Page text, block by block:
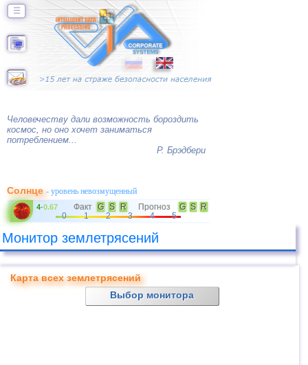
☰
Человечеству дали возможность бороздить
космос, но оно хочет заниматься
потреблением...
Р. Брэдбери
Солнце- уровень невозмущенный
4-0.67 Факт G S R Прогноз G S
R
0
1 2 3 4 5
Монитор землетрясений
Карта всех землетрясений
Выбор монитора